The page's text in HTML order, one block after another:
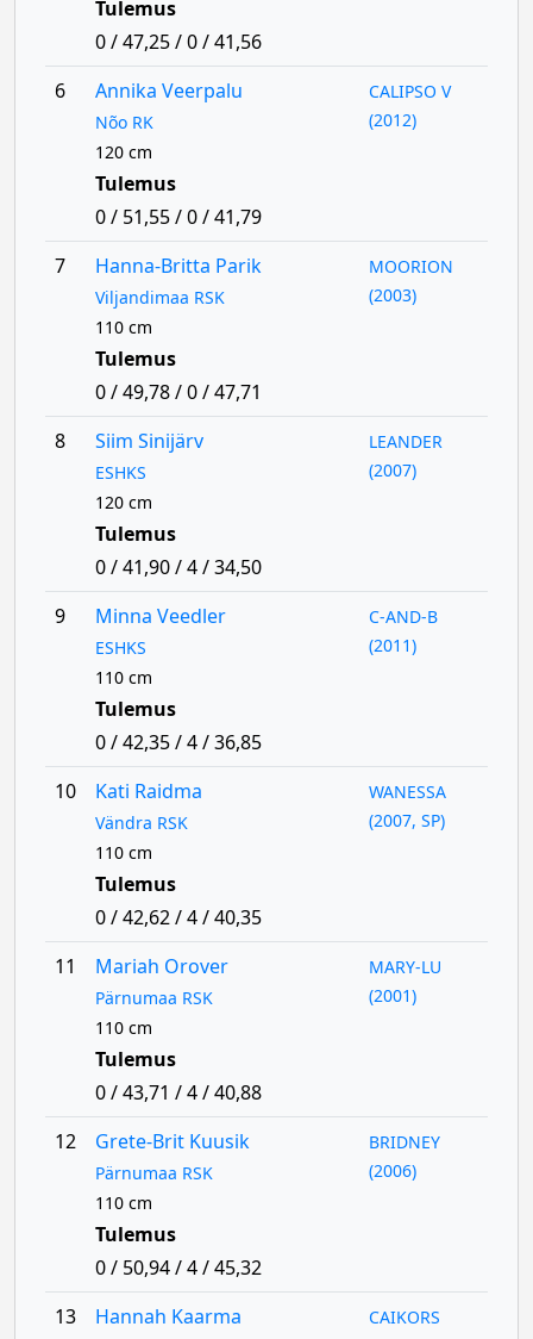
Tulemus
0 / 47,25 / 0 / 41,56
6
Annika Veerpalu
Nõo RK
120 cm
CALIPSO V
(2012)
Tulemus
0 / 51,55 / 0 / 41,79
7
Hanna-Britta Parik
Viljandimaa RSK
110 cm
MOORION
(2003)
Tulemus
0 / 49,78 / 0 / 47,71
8
Siim Sinijärv
ESHKS
120 cm
LEANDER
(2007)
Tulemus
0 / 41,90 / 4 / 34,50
9
Minna Veedler
ESHKS
110 cm
C-AND-B
(2011)
Tulemus
0 / 42,35 / 4 / 36,85
10
Kati Raidma
Vändra RSK
110 cm
WANESSA
(2007, SP)
Tulemus
0 / 42,62 / 4 / 40,35
11
Mariah Orover
Pärnumaa RSK
110 cm
MARY-LU
(2001)
Tulemus
0 / 43,71 / 4 / 40,88
12
Grete-Brit Kuusik
Pärnumaa RSK
110 cm
BRIDNEY
(2006)
Tulemus
0 / 50,94 / 4 / 45,32
13
Hannah Kaarma
CAIKORS